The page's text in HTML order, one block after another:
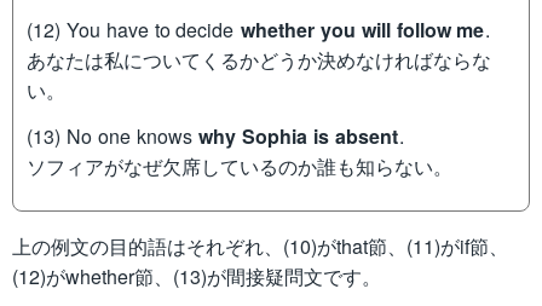
(12) You have to decide whether you will follow me.
あなたは私についてくるかどうか決めなければならな
い。
(13) No one knows why Sophia is absent.
ソフィアがなぜ欠席しているのか誰も知らない。
上の例文の目的語はそれぞれ、(10)がthat節、(11)がif節、
(12)がwhether節、(13)が間接疑問文です。